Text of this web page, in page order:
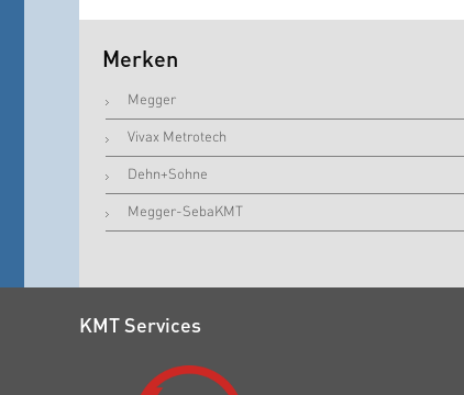
Merken
Megger
Vivax Metrotech
Dehn+Sohne
Megger-SebaKMT
KMT Services